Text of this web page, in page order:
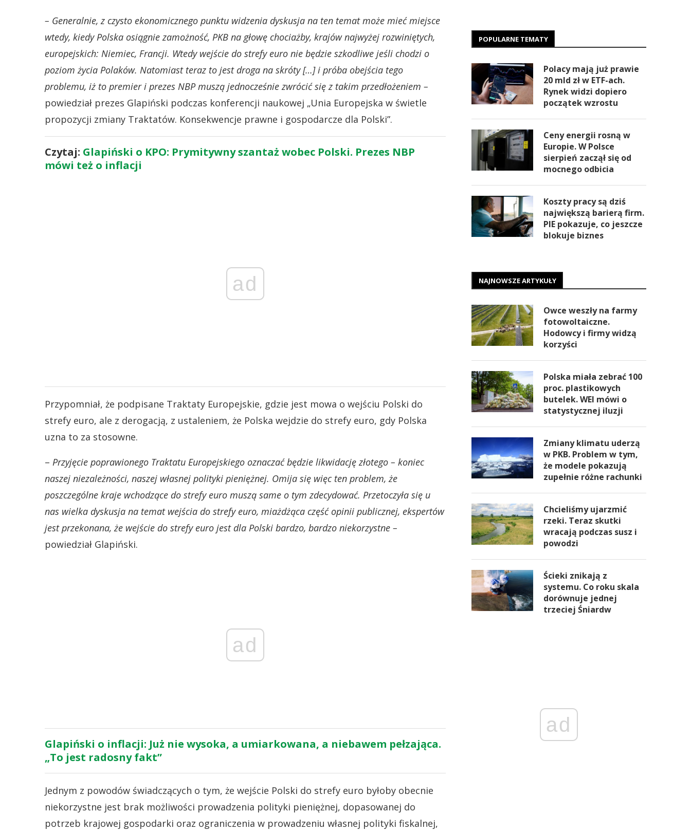
– Generalnie, z czysto ekonomicznego punktu widzenia dyskusja na ten temat może mieć miejsce
wtedy, kiedy Polska osiągnie zamożność, PKB na głowę chociażby, krajów najwyżej rozwiniętych,
europejskich: Niemiec, Francji. Wtedy wejście do strefy euro nie będzie szkodliwe jeśli chodzi o
poziom życia Polaków. Natomiast teraz to jest droga na skróty […] i próba obejścia tego
problemu, iż to premier i prezes NBP muszą jednocześnie zwrócić się z takim przedłożeniem –
powiedział prezes Glapiński podczas konferencji naukowej „Unia Europejska w świetle
propozycji zmiany Traktatów. Konsekwencje prawne i gospodarcze dla Polski”.
Czytaj: Glapiński o KPO: Prymitywny szantaż wobec Polski. Prezes NBP
mówi też o inflacji
ad
Przypomniał, że podpisane Traktaty Europejskie, gdzie jest mowa o wejściu Polski do
strefy euro, ale z derogacją, z ustaleniem, że Polska wejdzie do strefy euro, gdy Polska
uzna to za stosowne.
– Przyjęcie poprawionego Traktatu Europejskiego oznaczać będzie likwidację złotego – koniec
naszej niezależności, naszej własnej polityki pieniężnej. Omija się więc ten problem, że
poszczególne kraje wchodzące do strefy euro muszą same o tym zdecydować. Przetoczyła się u
nas wielka dyskusja na temat wejścia do strefy euro, miażdżąca część opinii publicznej, ekspertów
jest przekonana, że wejście do strefy euro jest dla Polski bardzo, bardzo niekorzystne –
powiedział Glapiński.
ad
Glapiński o inflacji: Już nie wysoka, a umiarkowana, a niebawem pełzająca.
„To jest radosny fakt”
Jednym z powodów świadczących o tym, że wejście Polski do strefy euro byłoby obecnie
niekorzystne jest brak możliwości prowadzenia polityki pieniężnej, dopasowanej do
potrzeb krajowej gospodarki oraz ograniczenia w prowadzeniu własnej polityki fiskalnej,
POPULARNE TEMATY
Polacy mają już prawie
20 mld zł w ETF-ach.
Rynek widzi dopiero
początek wzrostu
Ceny energii rosną w
Europie. W Polsce
sierpień zaczął się od
mocnego odbicia
Koszty pracy są dziś
największą barierą firm.
PIE pokazuje, co jeszcze
blokuje biznes
NAJNOWSZE ARTYKUŁY
Owce weszły na farmy
fotowoltaiczne.
Hodowcy i firmy widzą
korzyści
Polska miała zebrać 100
proc. plastikowych
butelek. WEI mówi o
statystycznej iluzji
Zmiany klimatu uderzą
w PKB. Problem w tym,
że modele pokazują
zupełnie różne rachunki
Chcieliśmy ujarzmić
rzeki. Teraz skutki
wracają podczas susz i
powodzi
Ścieki znikają z
systemu. Co roku skala
dorównuje jednej
trzeciej Śniardw
ad